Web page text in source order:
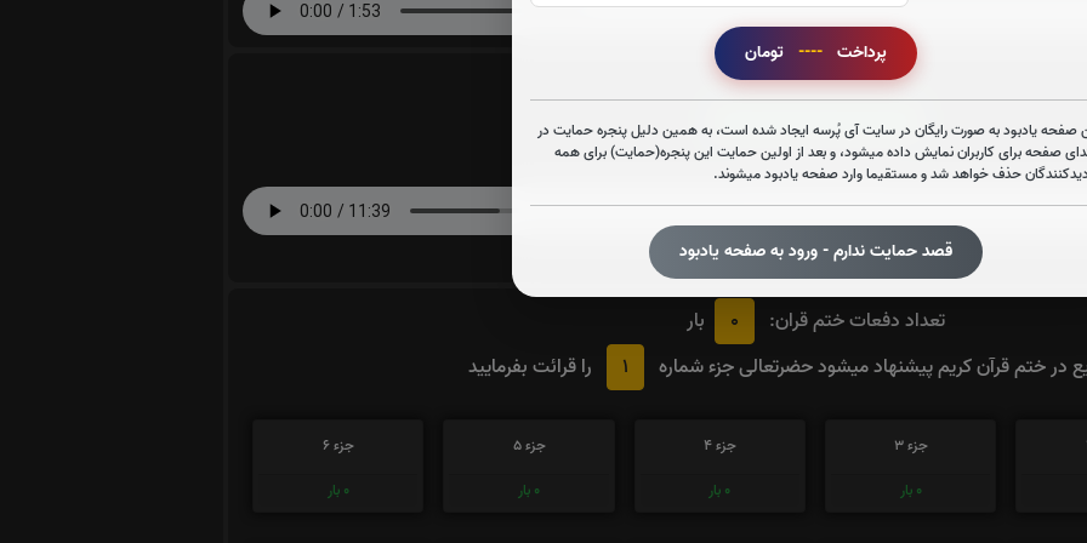
پرداخت ---- تومان
صفحه یادبود به صورت رایگان در سایت آی پُرسه ایجاد شده است، به همین دلیل پنجره حمایت در
صفحه برای کاربران نمایش داده میشود، و بعد از اولین حمایت این پنجره(حمایت) برای همه
حذف خواهد شد و مستقیما وارد صفحه یادبود میشوند.
قصد حمایت ندارم - ورود به صفحه یادبود
قرائت زیارت عاشورا را تقبل میکنم
صوت زیارت عاشورا - فانی
تعداد دفعات ختم قران: 0
بار
در ختم قرآن کریم پیشنهاد میشود حضرتعالی جزء شماره
1 را قرائت بفرمایید
جزء 3
0 بار
جزء 4
0 بار
جزء 5
0 بار
جزء 6
0 بار